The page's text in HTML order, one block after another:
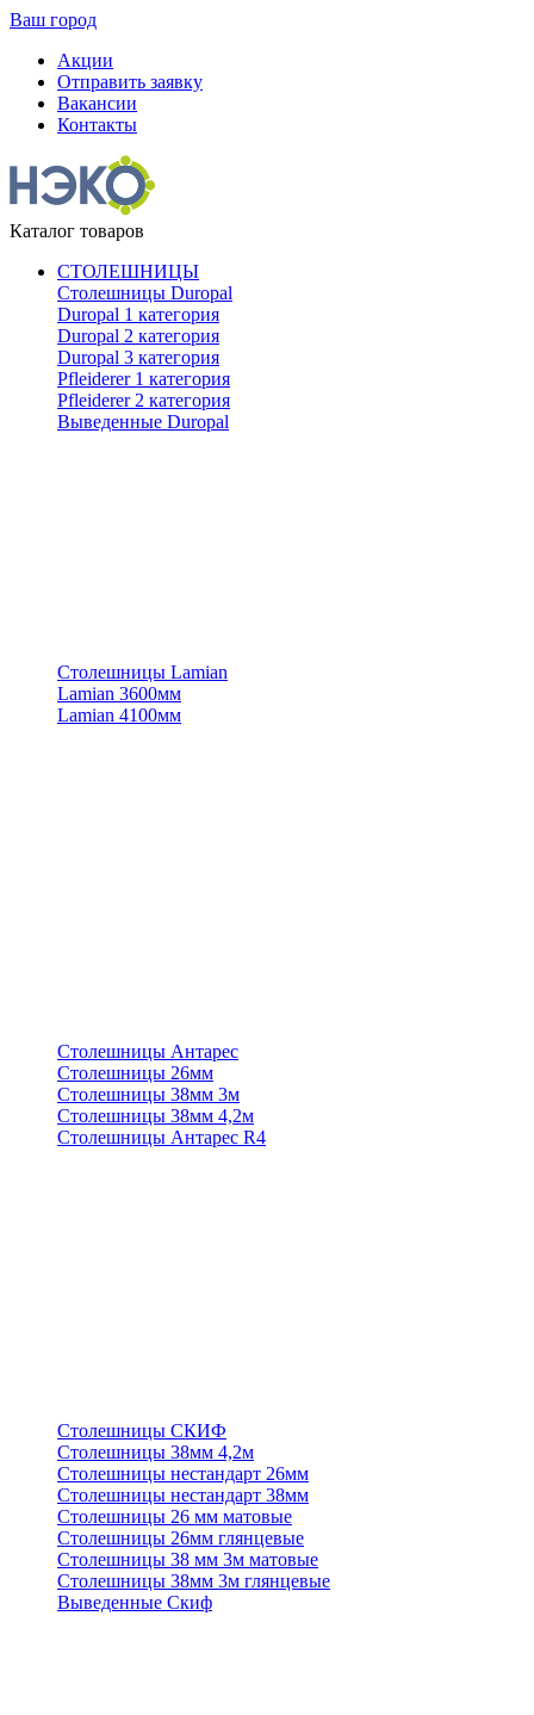
Ваш город
Акции
Отправить заявку
Вакансии
Контакты
Каталог товаров
СТОЛЕШНИЦЫ
Столешницы Duropal
Duropal 1 категория
Duropal 2 категория
Duropal 3 категория
Pfleiderer 1 категория
Pfleiderer 2 категория
Выведенные Duropal
Столешницы Lamian
Lamian 3600мм
Lamian 4100мм
Столешницы Антарес
Столешницы 26мм
Столешницы 38мм 3м
Столешницы 38мм 4,2м
Столешницы Антарес R4
Столешницы СКИФ
Столешницы 38мм 4,2м
Столешницы нестандарт 26мм
Столешницы нестандарт 38мм
Столешницы 26 мм матовые
Столешницы 26мм глянцевые
Столешницы 38 мм 3м матовые
Столешницы 38мм 3м глянцевые
Выведенные Скиф